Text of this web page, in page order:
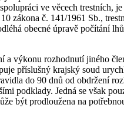
ve věcech trestních,
zákona č. 141/1961 Sb.,
obecné úpravě počítání
a výkonu rozhodnutí jiného
příslušný krajský soud
do 90 dnů od obdržení
podklady. Jedná se však
být prodloužena na